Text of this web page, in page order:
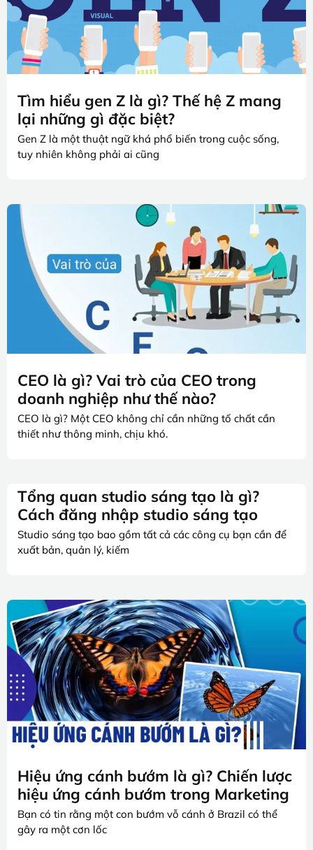
Tìm hiểu gen Z là gì? Thế hệ Z mang
lại những gì đặc biệt?
Gen Z là một thuật ngữ khá phổ biến trong cuộc sống,
tuy nhiên không phải ai cũng
CEO là gì? Vai trò của CEO trong
doanh nghiệp như thế nào?
CEO là gì? Một CEO không chỉ cần những tố chất cần
thiết như thông minh, chịu khó.
Tổng quan studio sáng tạo là gì?
Cách đăng nhập studio sáng tạo
Studio sáng tạo bao gồm tất cả các công cụ bạn cần để
xuất bản, quản lý, kiếm
Hiệu ứng cánh bướm là gì? Chiến lược
hiệu ứng cánh bướm trong Marketing
Bạn có tin rằng một con bướm vỗ cánh ở Brazil có thể
gây ra một cơn lốc